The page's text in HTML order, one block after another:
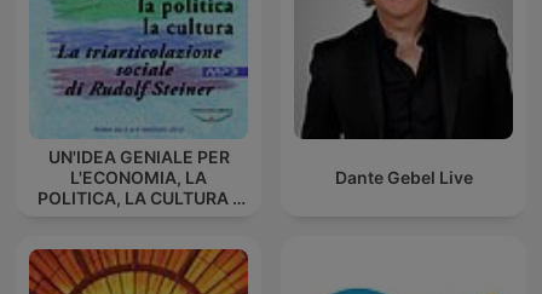
UN'IDEA GENIALE PER
L'ECONOMIA, LA
POLITICA, LA CULTURA -
Dante Gebel Live